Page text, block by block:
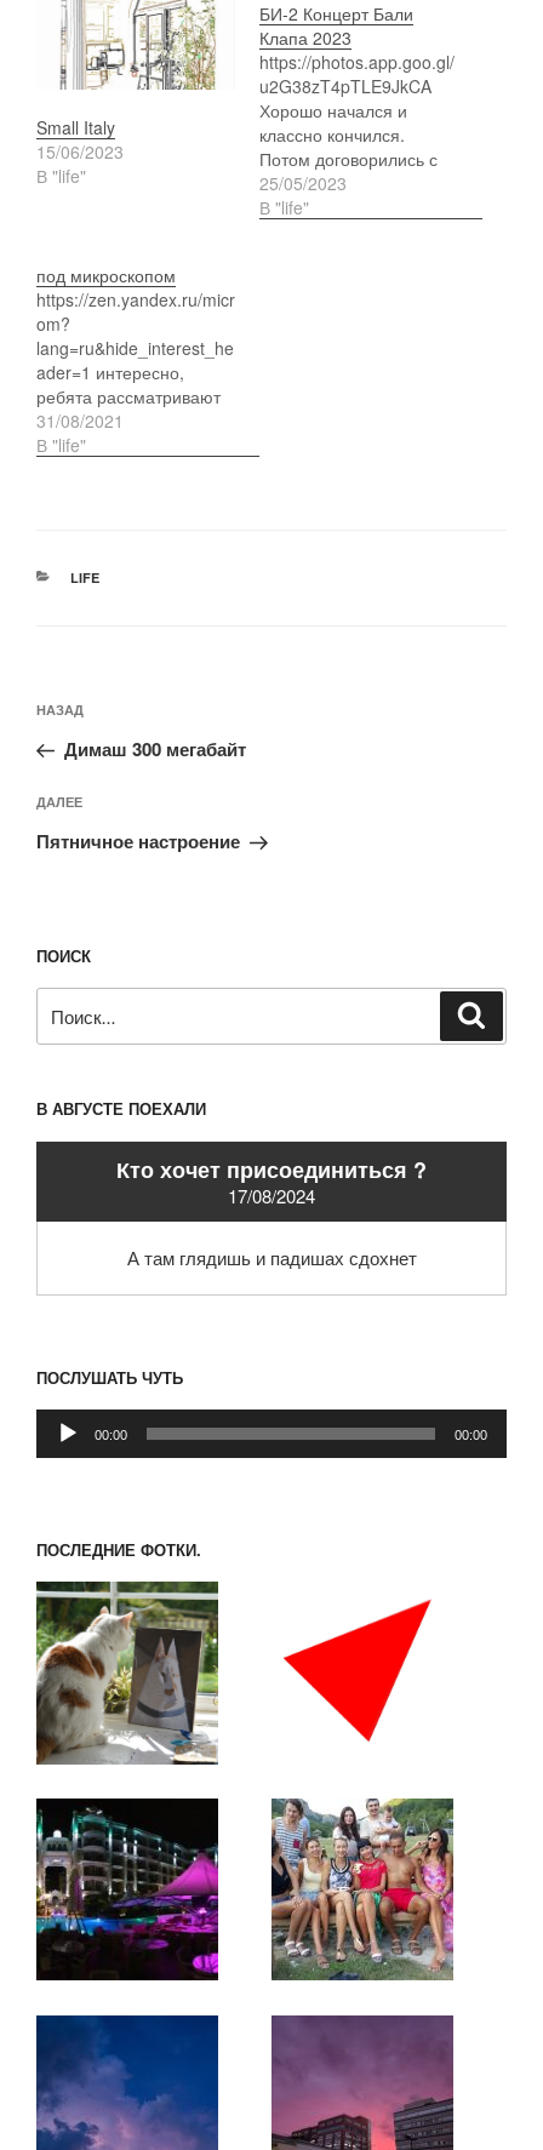
Small Italy
15/06/2023
В "life"
БИ-2 Концерт Бали
Клапа 2023
https://photos.app.goo.gl/
u2G38zT4pTLE9JkCA
Хорошо начался и
классно кончился.
Потом договорились с
англишками ехать на
афтепати но
25/05/2023
В "life"
под микроскопом
https://zen.yandex.ru/micr
om?
lang=ru&hide_interest_he
ader=1 интересно,
ребята рассматривают
всякое под сильным
увеличением. Меня
после денег - я был
прав. Не мыл.
31/08/2021
В "life"
РУБРИКИ
LIFE
по
записям
Предыдущая
запись:
НАЗАД
Димаш 300 мегабайт
Следующая
запись
ДАЛЕЕ
Пятничное настроение
ПОИСК
В АВГУСТЕ ПОЕХАЛИ
Кто хочет присоединиться ?
17/08/2024
А там глядишь и падишах сдохнет
ПОСЛУШАТЬ ЧУТЬ
Аудиоплеер
00:00 00:00
ПОСЛЕДНИЕ ФОТКИ.